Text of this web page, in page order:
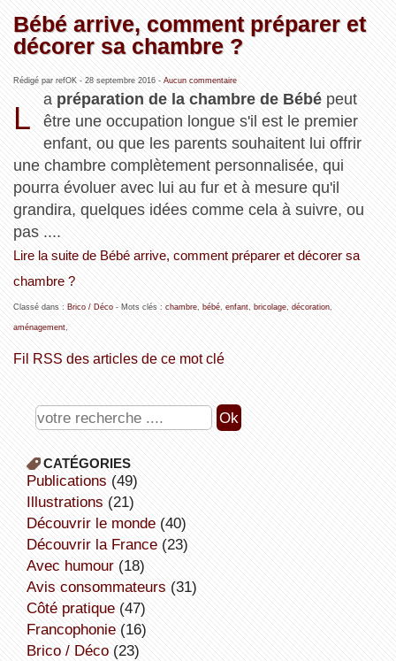
Bébé arrive, comment préparer et
décorer sa chambre ?
Rédigé par refOK - 28 septembre 2016- Aucun commentaire
L
a préparation de la chambre de Bébé peut
être une occupation longue s'il est le premier
enfant, ou que les parents souhaitent lui offrir
une chambre complètement personnalisée, qui
pourra évoluer avec lui au fur et à mesure qu'il
grandira, quelques idées comme cela à suivre, ou
pas ....
Lire la suite de Bébé arrive, comment préparer et décorer sa
chambre ?
Classé dans : Brico / Déco- Mots clés : chambre, bébé, enfant, bricolage, décoration,
aménagement,
Fil RSS des articles de ce mot clé
CATÉGORIES
publications (49)
illustrations (21)
découvrir le monde(40)
découvrir la France(23)
avec humour(18)
avis consommateurs (31)
côté pratique(47)
Francophonie(16)
Brico / Déco(23)